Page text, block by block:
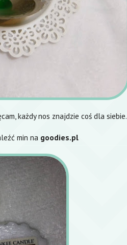
każdy nos znajdzie coś dla siebie.
min na goodies.pl